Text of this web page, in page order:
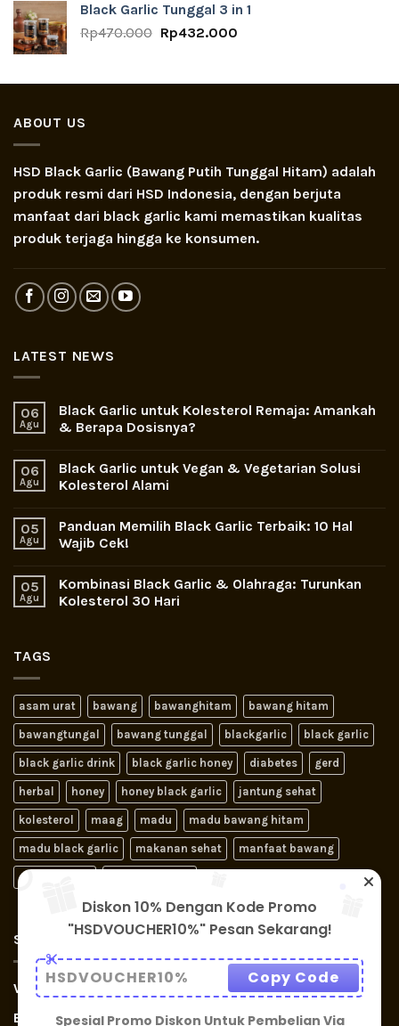
Rp60.500.Rp55.000.
Black Garlic Tunggal 3 in 1
Rp470.000 Original
Rp470.000.
Rp432.000Current
Rp432.000.
ABOUT US
HSD Black Garlic (Bawang Putih Tunggal Hitam) adalah
produk resmi dari HSD Indonesia, dengan berjuta
manfaat dari black garlic kami memastikan kualitas
produk terjaga hingga ke konsumen.
LATEST NEWS
06
Agu
Black Garlic untuk Kolesterol Remaja: Amankah
& Berapa Dosisnya?
06
Agu
Black Garlic untuk Vegan & Vegetarian Solusi
Kolesterol Alami
05
Agu
Panduan Memilih Black Garlic Terbaik: 10 Hal
Wajib Cek!
05
Agu
Kombinasi Black Garlic & Olahraga: Turunkan
Kolesterol 30 Hari
TAGS
asam urat bawang bawanghitam bawang hitam
bawangtungal bawang tunggal blackgarlic black garlic
black garlic drink black garlic honey diabetes gerd
herbal honey honey black garlic jantung sehat
kolesterol maag madu madu bawang hitam
madu black garlic makanan sehat manfaat bawang
obat jantung
SIGNUP FOR NEWSLETTER
WHATSAPP : 085888877823
EMAIL : cs@hsdindonesia.com
Diskon 10% Dengan Kode Promo
"HSDVOUCHER10%" Pesan Sekarang!
HSDVOUCHER10% Copy Code
Spesial Promo Diskon Untuk Pembelian Via